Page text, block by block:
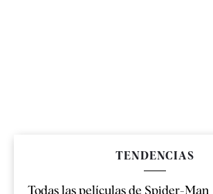
TENDENCIAS
Todas las películas de Spider-Man